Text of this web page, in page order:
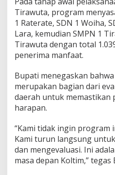
Tirawuta, program
1 Raterate, SDN 1 Woiha,
Lara, kemudian SMPN 1
Tirawuta dengan total
penerima manfaat.
Bupati menegaskan
merupakan bagian dari
daerah untuk memastikan
harapan.
“Kami tidak ingin program
Kami turun langsung
dan mengevaluasi. Ini
masa depan Koltim,” tegas